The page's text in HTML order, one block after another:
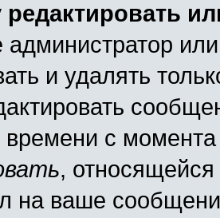
редактировать
администратор
и удалять
времени с
,
на ваше